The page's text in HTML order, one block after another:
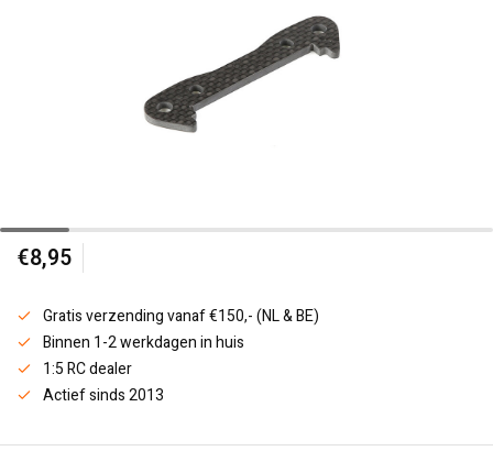
€8,95
Gratis verzending vanaf €150,- (NL & BE)
Binnen 1-2 werkdagen in huis
1:5 RC dealer
Actief sinds 2013